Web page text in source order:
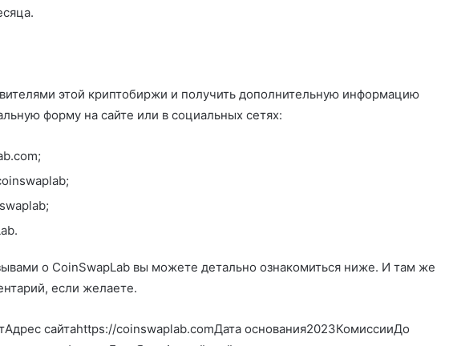
этой криптобиржи и получить дополнительную информацию
форму на сайте или в социальных сетях:
о CoinSwapLab вы можете детально ознакомиться ниже. И там же
если желаете.
сайтаhttps://coinswaplab.comДата основания2023КомиссииДо